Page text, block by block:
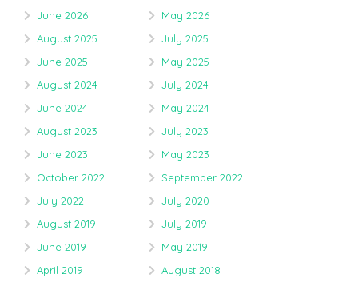
June 2026
May 2026
August 2025
July 2025
June 2025
May 2025
August 2024
July 2024
June 2024
May 2024
August 2023
July 2023
June 2023
May 2023
October 2022
September 2022
July 2022
July 2020
August 2019
July 2019
June 2019
May 2019
April 2019
August 2018